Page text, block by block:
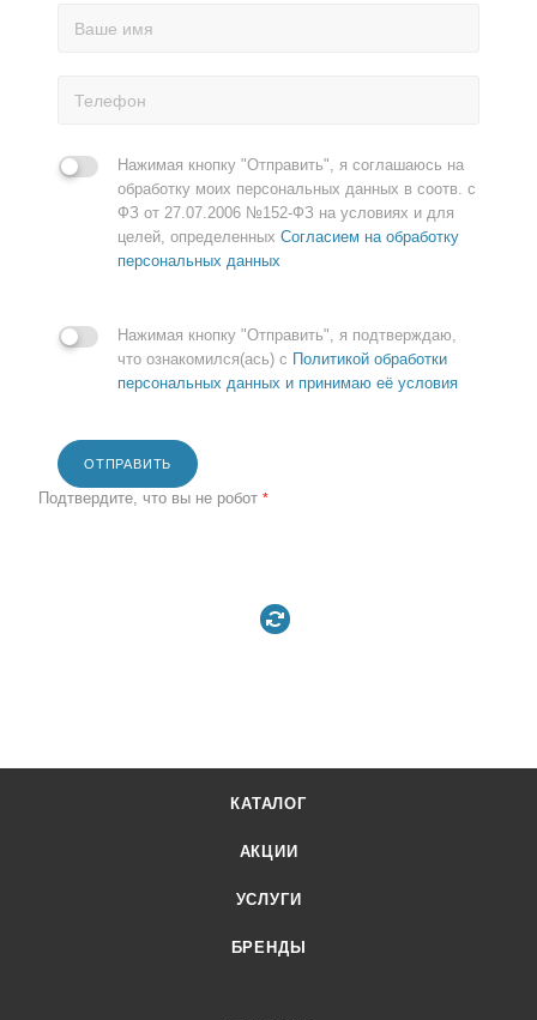
Нажимая кнопку "Отправить", я соглашаюсь на
обработку моих персональных данных в соотв. с
ФЗ от 27.07.2006 №152-ФЗ на условиях и для
целей, определенных Согласием на обработку
персональных данных
Нажимая кнопку "Отправить", я подтверждаю,
что ознакомился(ась) с Политикой обработки
персональных данных и принимаю её условия
ОТПРАВИТЬ
Подтвердите, что вы не робот *
КАТАЛОГ
АКЦИИ
УСЛУГИ
БРЕНДЫ